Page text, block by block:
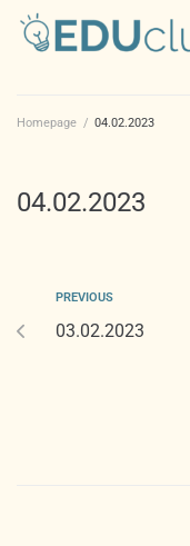
Homepage / 04.02.2023
04.02.2023
PREVIOUS
03.02.2023